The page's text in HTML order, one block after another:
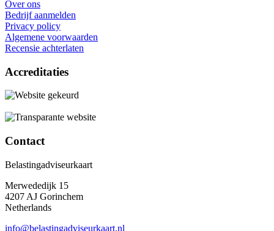
Over ons
Bedrijf aanmelden
Privacy policy
Algemene voorwaarden
Recensie achterlaten
Accreditaties
Contact
Belastingadviseurkaart
Merwededijk 15
4207 AJ Gorinchem
Netherlands
info@belastingadviseurkaart.nl